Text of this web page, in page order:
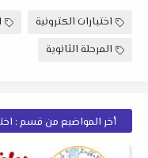
اختبارات الكترونية
المرحلة الثانوية
أخر المواضيع من قسم :